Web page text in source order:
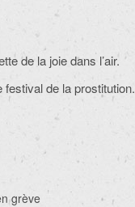
de la joie dans l’air.
de la prostitution.
grève